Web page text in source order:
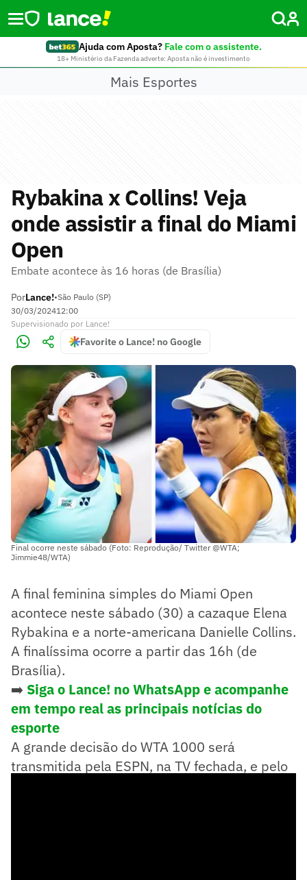
Ajuda com Aposta? Fale com o assistente.
18+ Ministério da Fazenda adverte: Aposta não é investimento
Mais Esportes
Rybakina x Collins! Veja
onde assistir a final do Miami
Open
Embate acontece às 16 horas (de Brasília)
PorLance!•São Paulo (SP)
30/03/202412:00
Supervisionado por Lance!
Favorite o Lance! no Google
Final ocorre neste sábado (Foto: Reprodução/ Twitter @WTA;
Jimmie48/WTA)
A final feminina simples do Miami Open
acontece neste sábado (30) a cazaque Elena
Rybakina e a norte-americana Danielle Collins.
A finalíssima ocorre a partir das 16h (de
Brasília).
➡️ Siga o Lance! no WhatsApp e acompanhe
em tempo real as principais notícias do
esporte
A grande decisão do WTA 1000 será
transmitida pela ESPN, na TV fechada, e pelo